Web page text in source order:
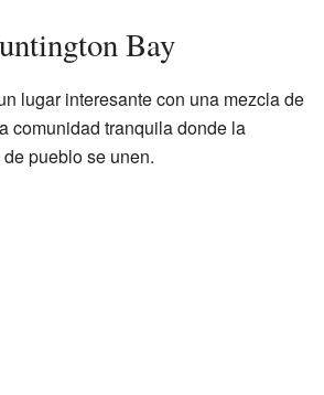
Bay
lugar interesante con una mezcla de
comunidad tranquila donde la
pueblo se unen.